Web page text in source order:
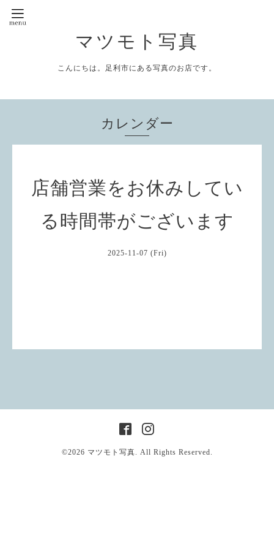
マツモト写真
こんにちは。足利市にある写真のお店です。
カレンダー
店舗営業をお休みしてい
る時間帯がございます
2025-11-07 (Fri)
©2026 マツモト写真. All Rights Reserved.